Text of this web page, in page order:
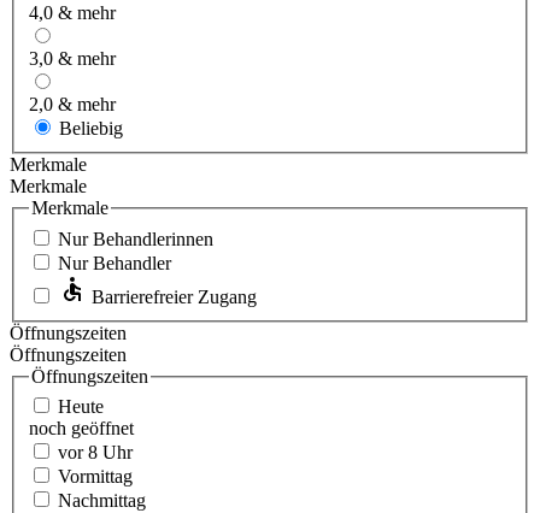
4,0 & mehr
3,0 & mehr
2,0 & mehr
Beliebig
Merkmale
Merkmale
Merkmale
Nur Behandlerinnen
Nur Behandler
Barrierefreier Zugang
Öffnungszeiten
Öffnungszeiten
Öffnungszeiten
Heute
noch geöffnet
vor 8 Uhr
Vormittag
Nachmittag